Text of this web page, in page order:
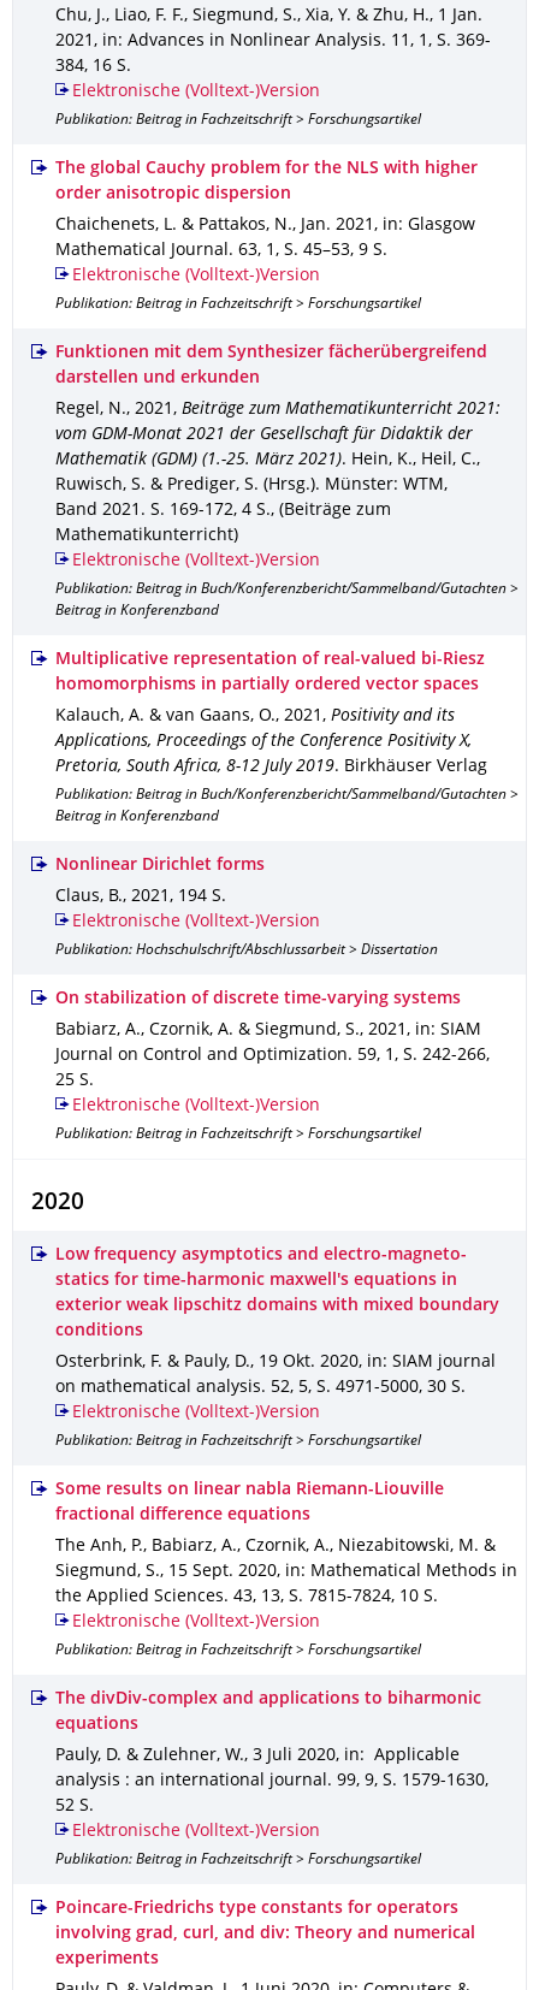
Chu, J., Liao, F. F., Siegmund, S., Xia, Y. & Zhu, H., 1 Jan.
2021 , in: Advances in Nonlinear Analysis. 11 , 1 , S. 369-
384, 16 S.
Elektronische (Volltext-)Version
Publikation: Beitrag in Fachzeitschrift > Forschungsartikel
The global Cauchy problem for the NLS with higher
order anisotropic dispersion
Chaichenets, L. & Pattakos, N., Jan. 2021 , in: Glasgow
Mathematical Journal . 63, 1 , S. 45–53, 9 S.
Elektronische (Volltext-)Version
Publikation: Beitrag in Fachzeitschrift > Forschungsartikel
Funktionen mit dem Synthesizer fächerübergreifend
darstellen und erkunden
Regel, N., 2021 , Beiträge zum Mathematikunterricht 2021:
vom GDM-Monat 2021 der Gesellschaft für Didaktik der
Mathematik (GDM) (1.-25. März 2021). Hein, K., Heil, C.,
Ruwisch, S. & Prediger, S. (Hrsg.). Münster: WTM ,
Band 2021 . S. 169-172, 4 S., (Beiträge zum
Mathematikunterricht)
Elektronische (Volltext-)Version
Publikation: Beitrag in Buch/Konferenzbericht/Sammelband/Gutachten >
Beitrag in Konferenzband
Multiplicative representation of real-valued bi-Riesz
homomorphisms in partially ordered vector spaces
Kalauch, A. & van Gaans, O., 2021 , Positivity and its
Applications, Proceedings of the Conference Positivity X,
Pretoria, South Africa, 8-12 July 2019. Birkhäuser Verlag
Publikation: Beitrag in Buch/Konferenzbericht/Sammelband/Gutachten >
Beitrag in Konferenzband
Nonlinear Dirichlet forms
Claus, B., 2021 , 194 S.
Elektronische (Volltext-)Version
Publikation: Hochschulschrift/Abschlussarbeit > Dissertation
On stabilization of discrete time-varying systems
Babiarz, A., Czornik, A. & Siegmund, S., 2021 , in: SIAM
Journal on Control and Optimization. 59, 1 , S. 242-266,
25 S.
Elektronische (Volltext-)Version
Publikation: Beitrag in Fachzeitschrift > Forschungsartikel
2020
Low frequency asymptotics and electro-magneto-
statics for time-harmonic maxwell's equations in
exterior weak lipschitz domains with mixed boundary
conditions
Osterbrink, F. & Pauly, D., 19 Okt. 2020, in: SIAM journal
on mathematical analysis. 52, 5, S. 4971-5000, 30 S.
Elektronische (Volltext-)Version
Publikation: Beitrag in Fachzeitschrift > Forschungsartikel
Some results on linear nabla Riemann-Liouville
fractional difference equations
The Anh, P., Babiarz, A., Czornik, A., Niezabitowski, M. &
Siegmund, S., 15 Sept. 2020, in: Mathematical Methods in
the Applied Sciences. 43, 13, S. 7815-7824, 10 S.
Elektronische (Volltext-)Version
Publikation: Beitrag in Fachzeitschrift > Forschungsartikel
The divDiv-complex and applications to biharmonic
equations
Pauly, D. & Zulehner, W., 3 Juli 2020, in: Applicable
analysis : an international journal . 99, 9, S. 1579-1630,
52 S.
Elektronische (Volltext-)Version
Publikation: Beitrag in Fachzeitschrift > Forschungsartikel
Poincare-Friedrichs type constants for operators
involving grad, curl, and div: Theory and numerical
experiments